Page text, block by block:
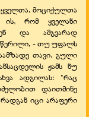
მოციქულთა
რომ ყველანი
და ამგვარად
წერილი, -თუ უფალს
თავი. გული
ჟამს ნუ
ადგილას: "რაც
დაითმინე
იცი არაფერი